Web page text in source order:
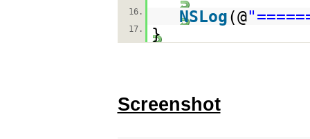
16.
NSLog(@
17. }
Screenshot